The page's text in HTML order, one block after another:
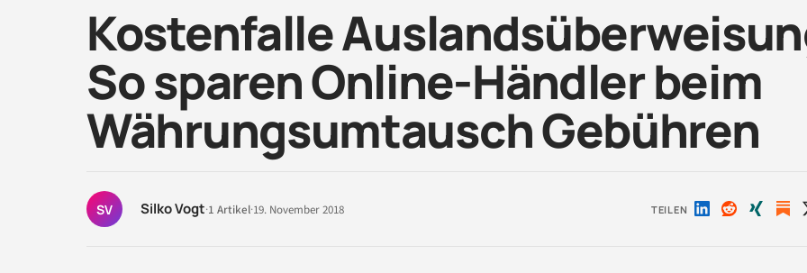
Kostenfalle
So sparen Online-Händler beim
Währungsumtausch Gebühren
SV Silko Vogt·1 Artikel·19. November 2018 TEILEN Auf Auf Auf